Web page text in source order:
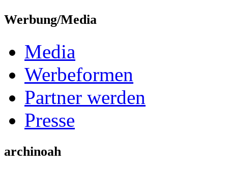
Werbung/Media
Media
Werbeformen
Partner werden
Presse
archinoah